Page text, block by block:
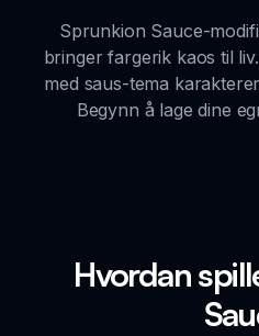
Sprunkion Sauce-
bringer fargerik kaos til
med saus-tema
Begynn å lage dine
Hvordan